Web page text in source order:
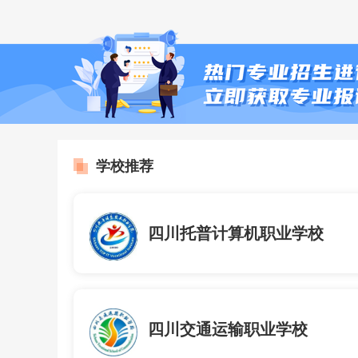
学校推荐
四川托普计算机职业学校
四川交通运输职业学校